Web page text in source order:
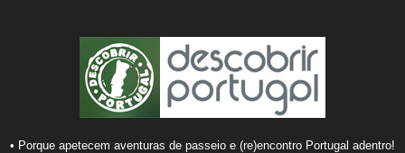
• Porque apetecem aventuras de passeio e (re)encontro Portugal adentro!